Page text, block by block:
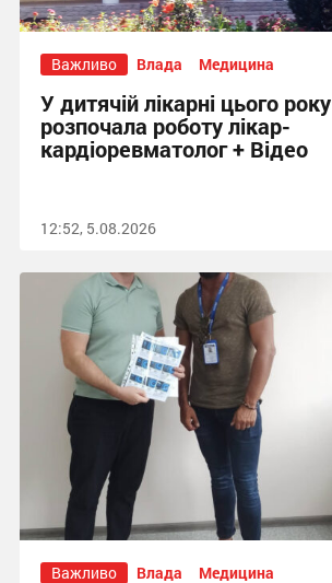
Важливо Влада Медицина
У дитячій лікарні цього року
розпочала роботу лікар-
кардіоревматолог + Відео
12:52, 5.08.2026
Важливо Влада Медицина